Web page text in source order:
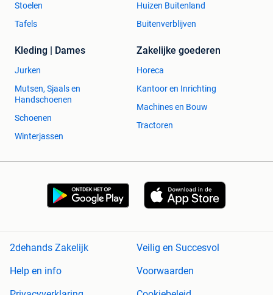
Stoelen
Tafels
Huizen Buitenland
Buitenverblijven
Kleding | Dames
Jurken
Mutsen, Sjaals en
Handschoenen
Schoenen
Winterjassen
Zakelijke goederen
Horeca
Kantoor en Inrichting
Machines en Bouw
Tractoren
2dehands Zakelijk
Veilig en Succesvol
Help en info
Voorwaarden